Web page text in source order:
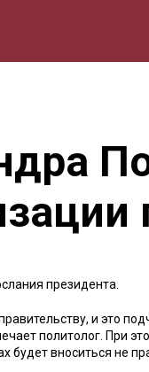
президента.
и это
политолог. При
вноситься не